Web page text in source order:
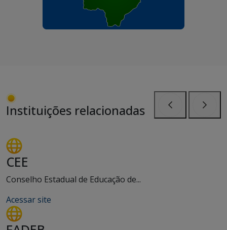
Instituições relacionadas
CEE
Conselho Estadual de Educação de...
Acessar site